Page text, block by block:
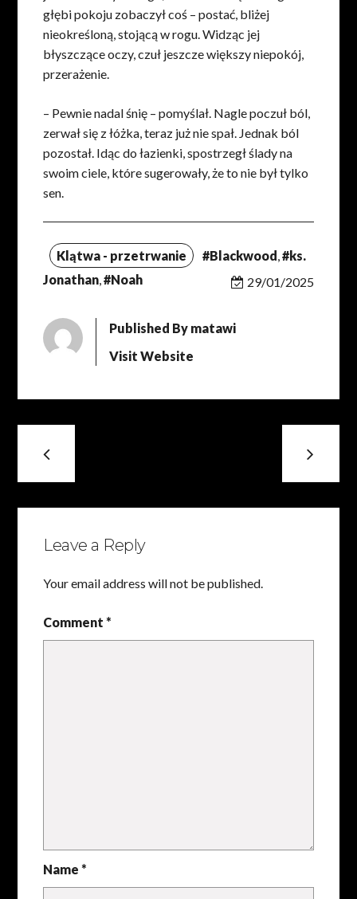
głębi pokoju zobaczył coś – postać, bliżej
nieokreśloną, stojącą w rogu. Widząc jej
błyszczące oczy, czuł jeszcze większy niepokój,
przerażenie.
– Pewnie nadal śnię – pomyślał. Nagle poczuł ból,
zerwał się z łóżka, teraz już nie spał. Jednak ból
pozostał. Idąc do łazienki, spostrzegł ślady na
swoim ciele, które sugerowały, że to nie był tylko
sen.
Klątwa - przetrwanie #Blackwood ,#ks.
Jonathan,#Noah 29/01/2025
Published By matawi
Visit Website
Leave a Reply
Your email address will not be published.
Comment *
Name *